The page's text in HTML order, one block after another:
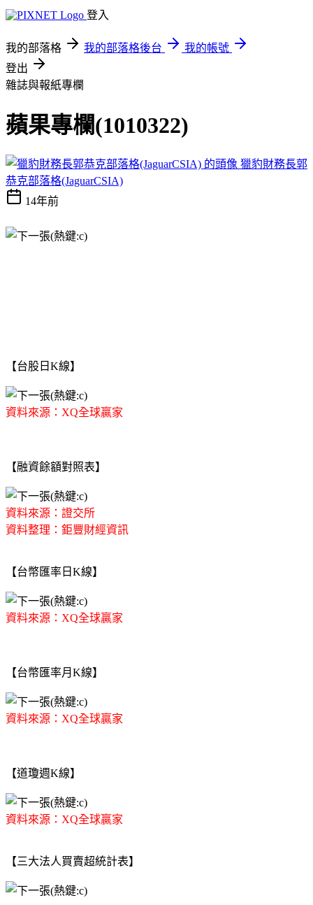
登入
我的部落格 我的部落格後台
我的帳號
登出
雜誌與報紙專欄
蘋果專欄(1010322)
獵豹財務長郭
恭克部落格(JaguarCSIA)
14年前
【台股日K線】
資料來源：XQ全球贏家
【融資餘額對照表】
資料來源：證交所
資料整理：鉅豐財經資訊
【台幣匯率日K線】
資料來源：XQ全球贏家
【台幣匯率月K線】
資料來源：XQ全球贏家
【道瓊週K線】
資料來源：XQ全球贏家
【三大法人買賣超統計表】